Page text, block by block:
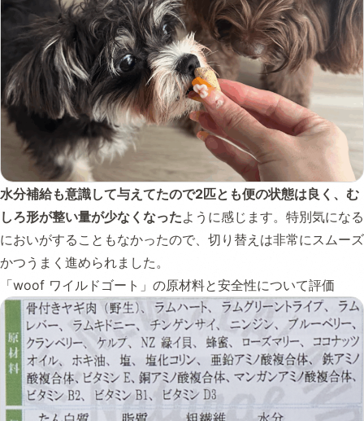
水分補給も意識して与えてたので2匹とも便の状態は良く、む
しろ形が整い量が少なくなったように感じます。特別気になる
においがすることもなかったので、切り替えは非常にスムーズ
かつうまく進められました。
「woof ワイルドゴート」の原材料と安全性について評価